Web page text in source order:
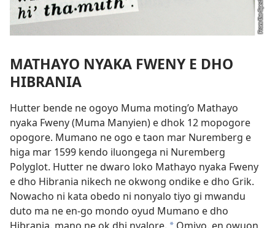
MATHAYO NYAKA FWENY E DHO
HIBRANIA
Hutter bende ne ogoyo Muma moting’o Mathayo
nyaka Fweny (Muma Manyien) e dhok 12 mopogore
opogore. Mumano ne ogo e taon mar Nuremberg e
higa mar 1599 kendo iluongega ni Nuremberg
Polyglot. Hutter ne dwaro loko Mathayo nyaka Fweny
e dho Hibrania nikech ne okwong ondike e dho Grik.
Nowacho ni kata obedo ni nonyalo tiyo gi mwandu
duto ma ne en-go mondo oyud Mumano e dho
Hibrania, mano ne ok dhi nyalore.
Omiyo, en owuon